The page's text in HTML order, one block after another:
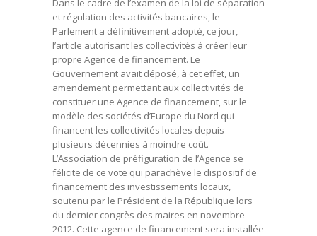
Dans le cadre de l’examen de la loi de séparation
et régulation des activités bancaires, le
Parlement a définitivement adopté, ce jour,
l’article autorisant les collectivités à créer leur
propre Agence de financement. Le
Gouvernement avait déposé, à cet effet, un
amendement permettant aux collectivités de
constituer une Agence de financement, sur le
modèle des sociétés d’Europe du Nord qui
financent les collectivités locales depuis
plusieurs décennies à moindre coût.
L’Association de préfiguration de l’Agence se
félicite de ce vote qui parachève le dispositif de
financement des investissements locaux,
soutenu par le Président de la République lors
du dernier congrès des maires en novembre
2012. Cette agence de financement sera installée